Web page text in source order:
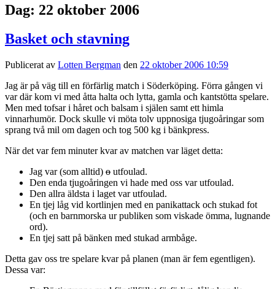
Dag: 22 oktober 2006
Basket och stavning
Publicerat av Lotten Bergman den 22 oktober 2006 10:59
Jag är på väg till en förfärlig match i Söderköping. Förra gången vi
var där kom vi med åtta halta och lytta, gamla och kantstötta spelare.
Men med tofsar i håret och balsam i själen samt ett himla
vinnarhumör. Dock skulle vi möta tolv uppnosiga tjugoåringar som
sprang två mil om dagen och tog 500 kg i bänkpress.
När det var fem minuter kvar av matchen var läget detta:
Jag var (som alltid) o utfoulad.
Den enda tjugoåringen vi hade med oss var utfoulad.
Den allra äldsta i laget var utfoulad.
En tjej låg vid kortlinjen med en panikattack och stukad fot
(och en barnmorska ur publiken som viskade ömma, lugnande
ord).
En tjej satt på bänken med stukad armbåge.
Detta gav oss tre spelare kvar på planen (man är fem egentligen).
Dessa var: